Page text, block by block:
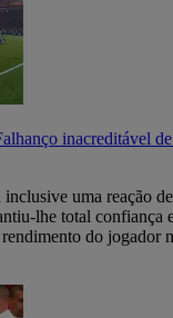
inacreditável
uma reação
lhe total confiança
do jogador